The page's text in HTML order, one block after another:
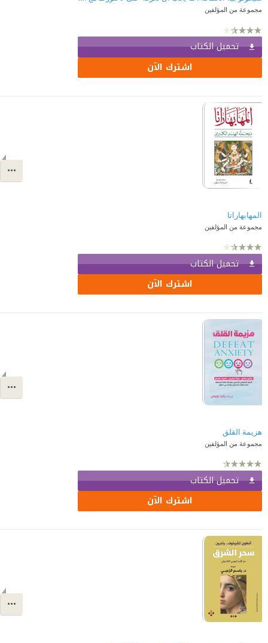
مجموعة من المؤلفين
تحميل الكتاب
اشترك الآن
المهابهاراتا
مجموعة من المؤلفين
تحميل الكتاب
اشترك الآن
هزيمة القلق
مجموعة من المؤلفين
تحميل الكتاب
اشترك الآن